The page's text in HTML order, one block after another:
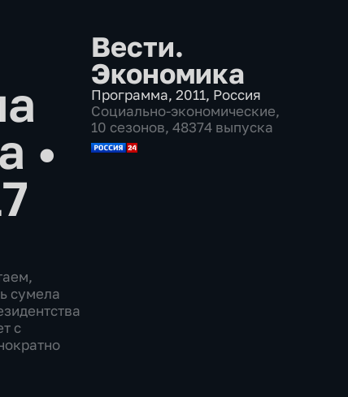
•
сумела
с
Вести.
Экономика
Программа, 2011, Россия
Социально-экономические,
10 сезонов, 48374 выпуска